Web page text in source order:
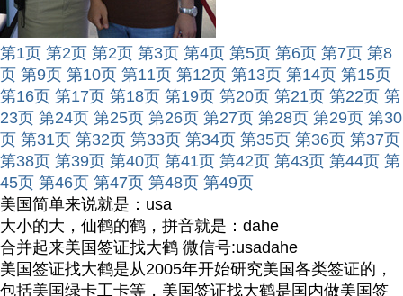
第1页 第2页 第2页 第3页 第4页 第5页 第6页 第7页 第8
页 第9页 第10页 第11页 第12页 第13页 第14页 第15页
第16页 第17页 第18页 第19页 第20页 第21页 第22页 第
23页 第24页 第25页 第26页 第27页 第28页 第29页 第30
页 第31页 第32页 第33页 第34页 第35页 第36页 第37页
第38页 第39页 第40页 第41页 第42页 第43页 第44页 第
45页 第46页 第47页 第48页 第49页
美国简单来说就是：usa
大小的大，仙鹤的鹤，拼音就是：dahe
合并起来美国签证找大鹤 微信号:usadahe
美国签证找大鹤是从2005年开始研究美国各类签证的，
包括美国绿卡工卡等，美国签证找大鹤是国内做美国签